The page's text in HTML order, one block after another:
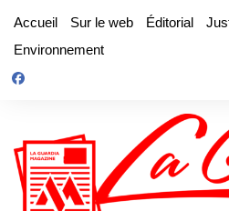
contenu
Accueil Sur le web Éditorial
Environnement